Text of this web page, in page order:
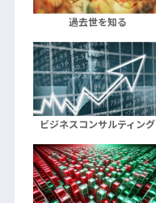
過去世を知る
ビジネスコンサルティング